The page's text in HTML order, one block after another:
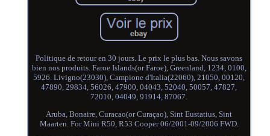
Politique de retour en 30 jours. Le prix le plus bas. Nous savons
bien nos produits. Faroe Islands(or Faroe), Greenland, 1234, 0100,
5926. Livigno(23030), Campione d'Italia(22060), 21050, 00120,
47890, 29834, 56026, 47900, 04043, 52040, 50057, 47827,
72010, 04049, 91914, 87067.
Aruba, Bonaire, Curacao(or Curaçao), Sint Eustatius, Sint
Maarten. For Mini R50, R53 Cooper 06/2001-09/2006 FWD.